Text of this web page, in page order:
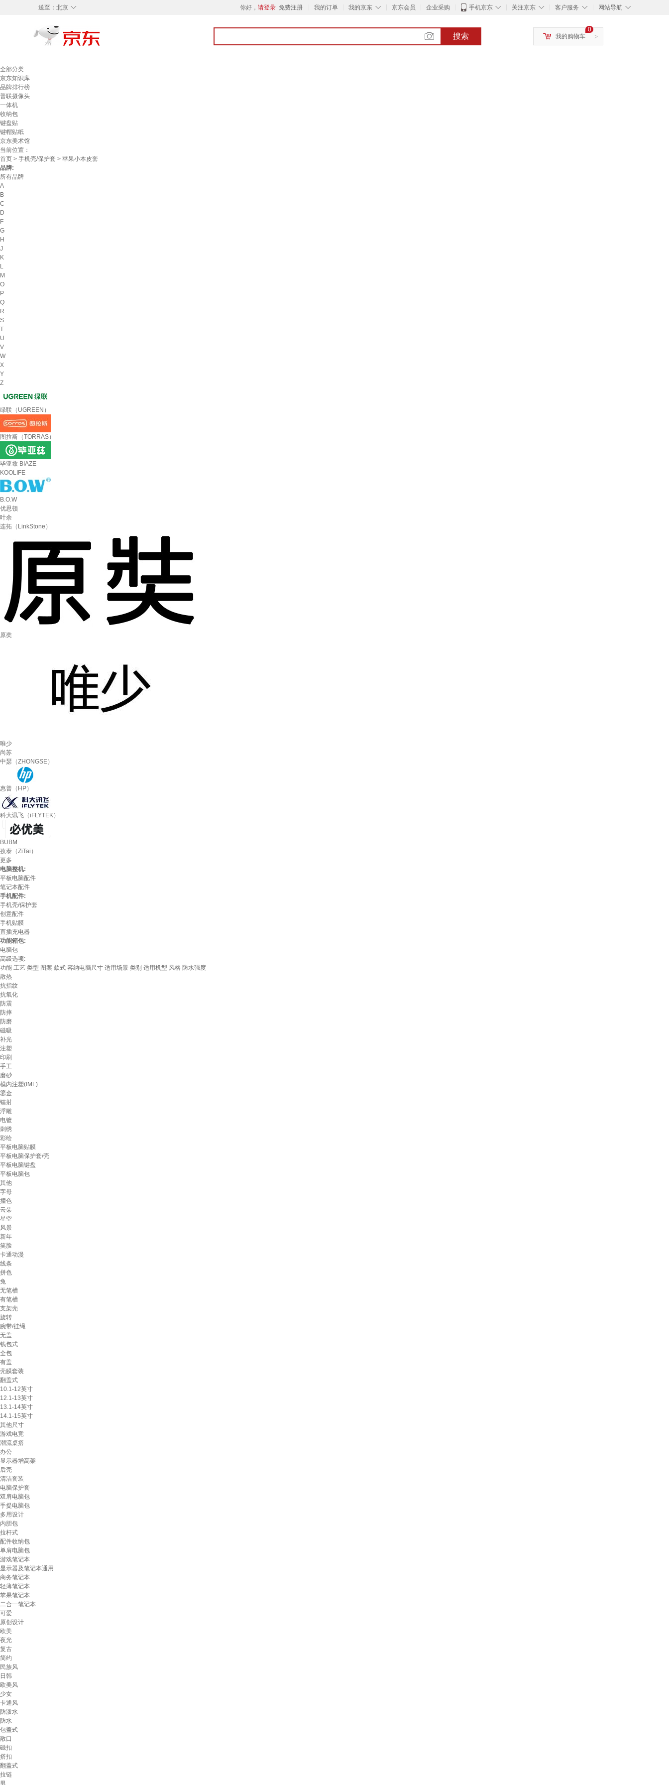
◇
送至： 北京 你好， 请登录 免费注册 我的订单 ◇
我的京东 京东会员 企业采购 ◇
手机京东 ◇
关注京东 ◇
客户服务 ◇
网站导航
搜索 >
0
我的购物车
全部分类
京东知识库
品牌排行榜
普联摄像头
一体机
收纳包
键盘贴
键帽贴纸
京东美术馆
当前位置：
首页 > 手机壳/保护套 > 苹果小本皮套
品牌:
所有品牌
A
B
C
D
F
G
H
J
K
L
M
O
P
Q
R
S
T
U
V
W
X
Y
Z
绿联（UGREEN）
图拉斯（TORRAS）
毕亚兹 BIAZE
KOOLIFE
B.O.W
优思顿
叶余
连拓（LinkStone）
原奘
唯少
尚苏
中瑟（ZHONGSE）
惠普（HP）
科大讯飞（iFLYTEK）
BUBM
孜泰（ZiTai）
更多
电脑整机:
平板电脑配件
笔记本配件
手机配件:
手机壳/保护套
创意配件
手机贴膜
直插充电器
功能箱包:
电脑包
高级选项:
功能 工艺 类型 图案 款式 容纳电脑尺寸 适用场景 类别 适用机型 风格 防水强度
散热
抗指纹
抗氧化
防震
防摔
防磨
磁吸
补光
注塑
印刷
手工
磨砂
模内注塑(IML)
鎏金
镭射
浮雕
电镀
刺绣
彩绘
平板电脑贴膜
平板电脑保护套/壳
平板电脑键盘
平板电脑包
其他
字母
撞色
云朵
星空
风景
新年
笑脸
卡通动漫
线条
拼色
兔
无笔槽
有笔槽
支架壳
旋转
腕带/挂绳
无盖
钱包式
全包
有盖
壳膜套装
翻盖式
10.1-12英寸
12.1-13英寸
13.1-14英寸
14.1-15英寸
其他尺寸
游戏电竞
潮流桌搭
办公
显示器增高架
后壳
清洁套装
电脑保护套
双肩电脑包
手提电脑包
多用设计
内胆包
拉杆式
配件收纳包
单肩电脑包
游戏笔记本
显示器及笔记本通用
商务笔记本
轻薄笔记本
苹果笔记本
二合一笔记本
可爱
原创设计
欧美
夜光
复古
简约
民族风
日韩
欧美风
少女
卡通风
防泼水
防水
包盖式
敞口
磁扣
搭扣
翻盖式
拉链
男